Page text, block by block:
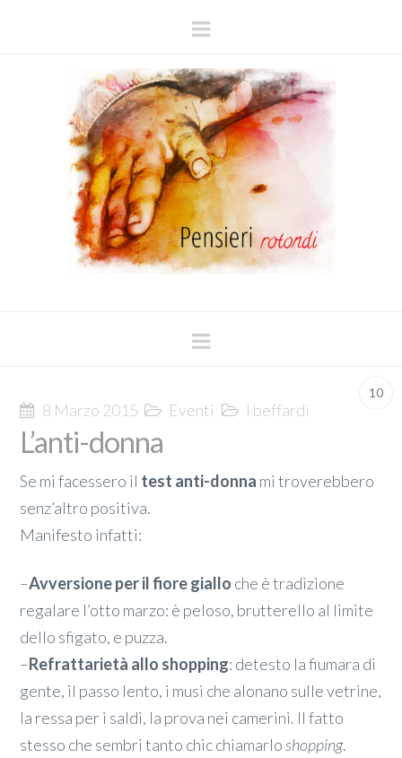
Navigation
Navigation
10
8 Marzo 2015 Eventi I beffardi
L’anti-donna
Se mi facessero il test anti-donna mi troverebbero
senz’altro positiva.
Manifesto infatti:
–Avversione per il fiore giallo che è tradizione
regalare l’otto marzo: è peloso, brutterello al limite
dello sfigato, e puzza.
–Refrattarietà allo shopping: detesto la fiumara di
gente, il passo lento, i musi che alonano sulle vetrine,
la ressa per i saldi, la prova nei camerini. Il fatto
stesso che sembri tanto chic chiamarloshopping.